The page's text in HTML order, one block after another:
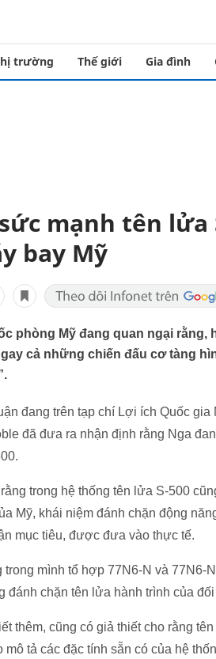
trường Thế giới Gia đình
mạnh tên lửa
bay Mỹ
phòng Mỹ đang quan ngại rằng,
cả những chiến đấu cơ tàng
đang trên tạp chí Lợi ích Quốc
đã đưa ra nhận định rằng Nga
trong hệ thống tên lửa S-500
Mỹ, khái niệm đánh chặn động
mục tiêu, được đưa vào thực tế.
mình tổ hợp 77N6-N và 77N6-
đánh chặn tên lửa hành trình của
thêm, cũng có giả thiết cho rằng
mô tả các đặc tính sẵn có của hệ